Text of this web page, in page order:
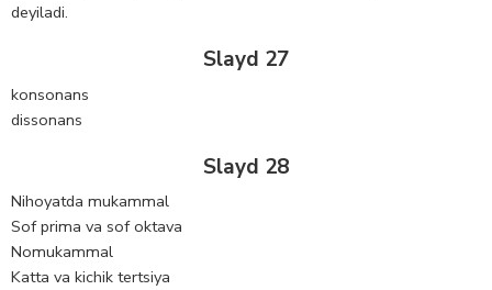
deyiladi.
Slayd 27
konsonans
dissonans
Slayd 28
Nihoyatda mukammal
Sof prima va sof oktava
Nomukammal
Katta va kichik tertsiya